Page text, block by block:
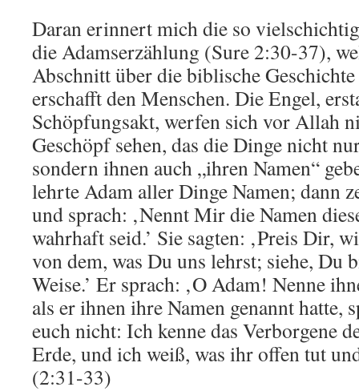
Daran erinnert mich die so
die Adamserzählung (Sure 2:30-37),
Abschnitt über die biblische
erschafft den Menschen. Die Engel,
Schöpfungsakt, werfen sich vor Allah
Geschöpf sehen, das die Dinge nicht
sondern ihnen auch „ihren Namen“
lehrte Adam aller Dinge Namen; dann
und sprach: ‚Nennt Mir die Namen
wahrhaft seid.’ Sie sagten: ‚Preis Dir,
von dem, was Du uns lehrst; siehe, Du
Weise.’ Er sprach: ‚O Adam! Nenne
als er ihnen ihre Namen genannt hatte,
euch nicht: Ich kenne das Verborgene
Erde, und ich weiß, was ihr offen tut
(2:31-33)